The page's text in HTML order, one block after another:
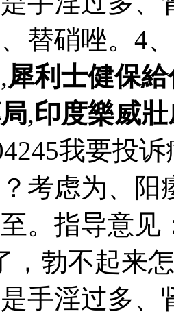
替硝唑。4
,犀利士健保
,印度樂威壯
我要投
考虑为、阳
。指导意
，勃不起来
手淫过多、